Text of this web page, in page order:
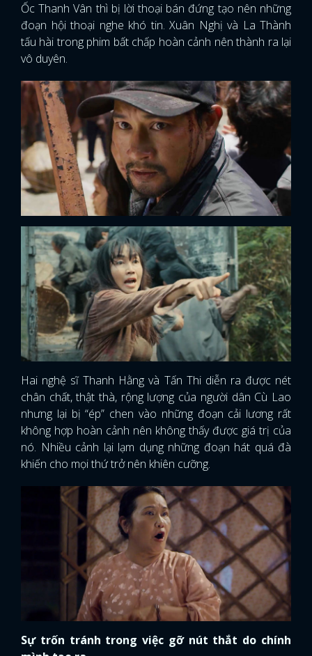
x
ĐĂNG NHẬP
Ốc Thanh Vân thì bị lời thoại bán đứng tạo nên những
đoạn hội thoại nghe khó tin. Xuân Nghị và La Thành
tấu hài trong phim bất chấp hoàn cảnh nên thành ra lại
vô duyên.
Hai nghệ sĩ Thanh Hằng và Tấn Thi diễn ra được nét
chân chất, thật thà, rộng lượng của người dân Cù Lao
nhưng lại bị “ép” chen vào những đoạn cải lương rất
không hợp hoàn cảnh nên không thấy được giá trị của
nó. Nhiều cảnh lại lạm dụng những đoạn hát quá đà
khiến cho mọi thứ trở nên khiên cưỡng.
Sự trốn tránh trong việc gỡ nút thắt do chính